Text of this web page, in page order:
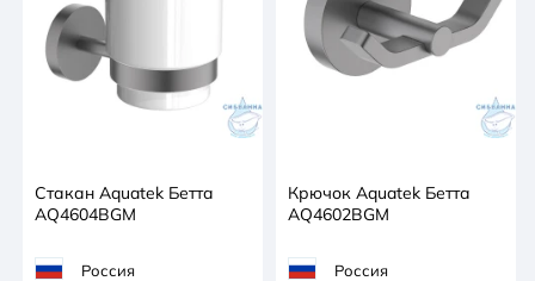
Стакан Aquatek Бетта
AQ4604BGM
Россия
Крючок Aquatek Бетта
AQ4602BGM
Россия